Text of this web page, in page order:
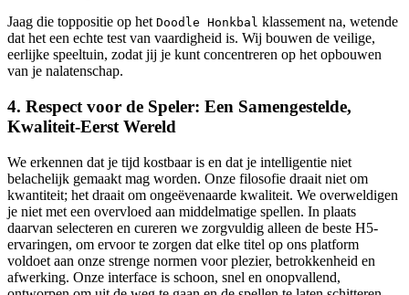
Jaag die toppositie op het Doodle Honkbal klassement na, wetende
dat het een echte test van vaardigheid is. Wij bouwen de veilige,
eerlijke speeltuin, zodat jij je kunt concentreren op het opbouwen
van je nalatenschap.
4. Respect voor de Speler: Een Samengestelde,
Kwaliteit-Eerst Wereld
We erkennen dat je tijd kostbaar is en dat je intelligentie niet
belachelijk gemaakt mag worden. Onze filosofie draait niet om
kwantiteit; het draait om ongeëvenaarde kwaliteit. We overweldigen
je niet met een overvloed aan middelmatige spellen. In plaats
daarvan selecteren en cureren we zorgvuldig alleen de beste H5-
ervaringen, om ervoor te zorgen dat elke titel op ons platform
voldoet aan onze strenge normen voor plezier, betrokkenheid en
afwerking. Onze interface is schoon, snel en onopvallend,